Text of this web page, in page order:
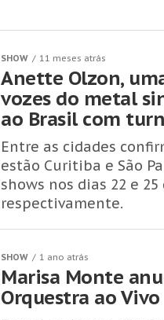
SHOW 11 meses atrás
Anette Olzon,
vozes do metal
ao Brasil com
Entre as cidades
estão Curitiba e São
shows nos dias 22 e
respectivamente.
SHOW 1 ano atrás
Marisa Monte
Orquestra ao Vivo